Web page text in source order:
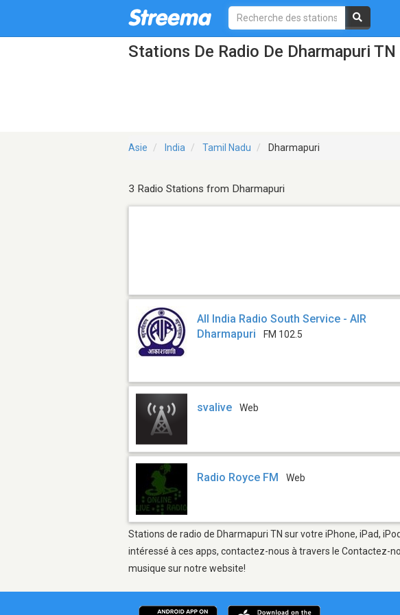
Stations De Radio De Dharmapuri TN
Asie India Tamil Nadu Dharmapuri
3 Radio Stations from Dharmapuri
All India Radio South Service - AIR
Dharmapuri
FM 102.5
svalive Web
Radio Royce FM Web
Stations de radio de Dharmapuri TN sur votre iPhone, iPad,
intéressé à ces apps, contactez-nous à travers le Contactez-
musique sur notre website!